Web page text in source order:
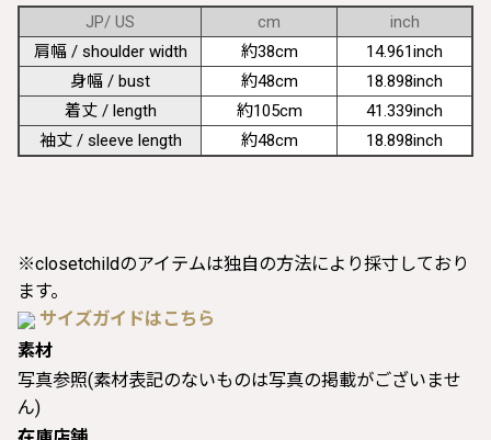
JP/ US cm
inch
肩幅 / shoulder width
約38cm
14.961inch
身幅 / bust
約48cm
18.898inch
着丈 / length
約105cm
41.339inch
袖丈 / sleeve length
約48cm 18.898inch
※closetchildのアイテムは独自の方法により採寸しており
ます。
サイズガイドはこちら
素材
写真参照(素材表記のないものは写真の掲載がございませ
ん)